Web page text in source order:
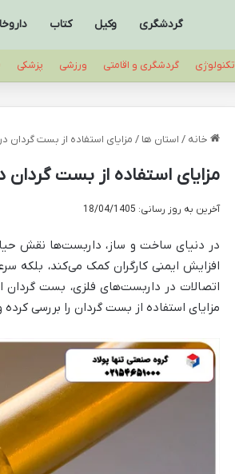
گردشگری وکیل کتاب
تکنولوژی گردشگری و اقامتی ورزشی پزشکی
خانه / استان ها / مزایای استفاده از بست گردان
مزایای استفاده از بست گردان
آخرین به روز رسانی: 18/04/1405
در دنیای ساخت و ساز، داربست‌ها نقش
افزایش ایمنی کارگران کمک می‌کند، بلکه
اتصالات در داربست‌های فلزی، بست گردان
مزایای استفاده از بست گردان را بررسی